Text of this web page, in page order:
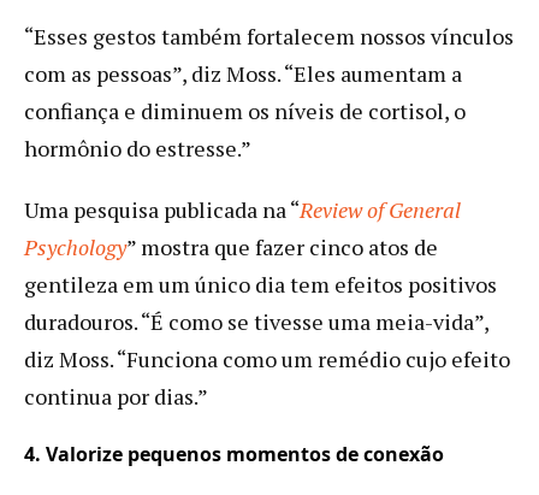
“Esses gestos também fortalecem nossos vínculos
com as pessoas”, diz Moss. “Eles aumentam a
confiança e diminuem os níveis de cortisol, o
hormônio do estresse.”
Uma pesquisa publicada na “Review of General
Psychology” mostra que fazer cinco atos de
gentileza em um único dia tem efeitos positivos
duradouros. “É como se tivesse uma meia-vida”,
diz Moss. “Funciona como um remédio cujo efeito
continua por dias.”
4. Valorize pequenos momentos de conexão